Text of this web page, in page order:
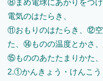
⑧まめ電球にあかりをつ
電気のはたらき、
⑪おもりのはたらき、⑫
た、⑭ものの温度とかさ、
⑮もののあたたまりかた
2.①かんきょう・けんこう